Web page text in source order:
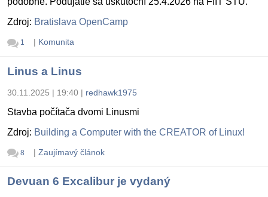
Zdroj: Bratislava OpenCamp
1 | Komunita
Linus a Linus
30.11.2025 | 19:40 | redhawk1975
Stavba počítača dvomi Linusmi
Zdroj: Building a Computer with the CREATOR of Linux!
8 | Zaujímavý článok
Devuan 6 Excalibur je vydaný